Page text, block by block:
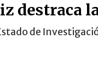
destraca
de